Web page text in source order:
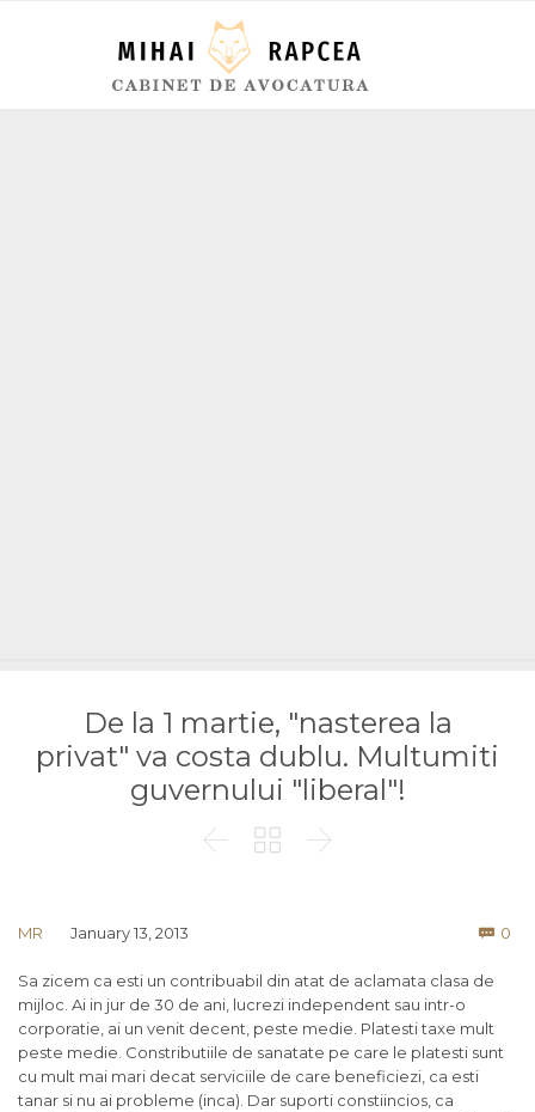
De la 1 martie, "nasterea la
privat" va costa dublu. Multumiti
guvernului "liberal"!
  
MR January 13, 2013  0
Sa zicem ca esti un contribuabil din atat de aclamata clasa de
mijloc. Ai in jur de 30 de ani, lucrezi independent sau intr-o
corporatie, ai un venit decent, peste medie. Platesti taxe mult
peste medie. Constributiile de sanatate pe care le platesti sunt
cu mult mai mari decat serviciile de care beneficiezi, ca esti
tanar si nu ai probleme (inca). Dar suporti constiincios, ca